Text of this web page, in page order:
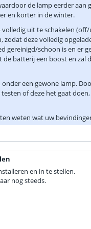
de lamp eerder aan
en korter in de winter.
uit te schakelen
zodat deze volledig
gereinigd/schoon is en er
batterij een boost en zal
een gewone lamp.
of deze het gaat
weten wat uw
en in te stellen.
nog steeds.